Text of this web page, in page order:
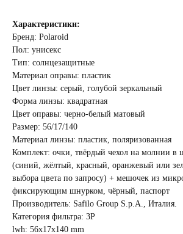
Характеристики:
Бренд: Polaroid
Пол: унисекс
Тип: солнцезащитные
Материал оправы: пластик
Цвет линзы: серый, голубой зеркальный
Форма линзы: квадратная
Цвет оправы: черно-белый матовый
Размер: 56/17/140
Материал линзы: пластик, поляризованная
Комплект: очки, твёрдый чехол на молнии в
(синий, жёлтый, красный, оранжевый или
выбора цвета по запросу) + мешочек из
фиксирующим шнурком, чёрный, паспорт
Производитель: Safilo Group S.p.A., Италия.
Категория фильтра: 3Р
lwh: 56x17x140 mm